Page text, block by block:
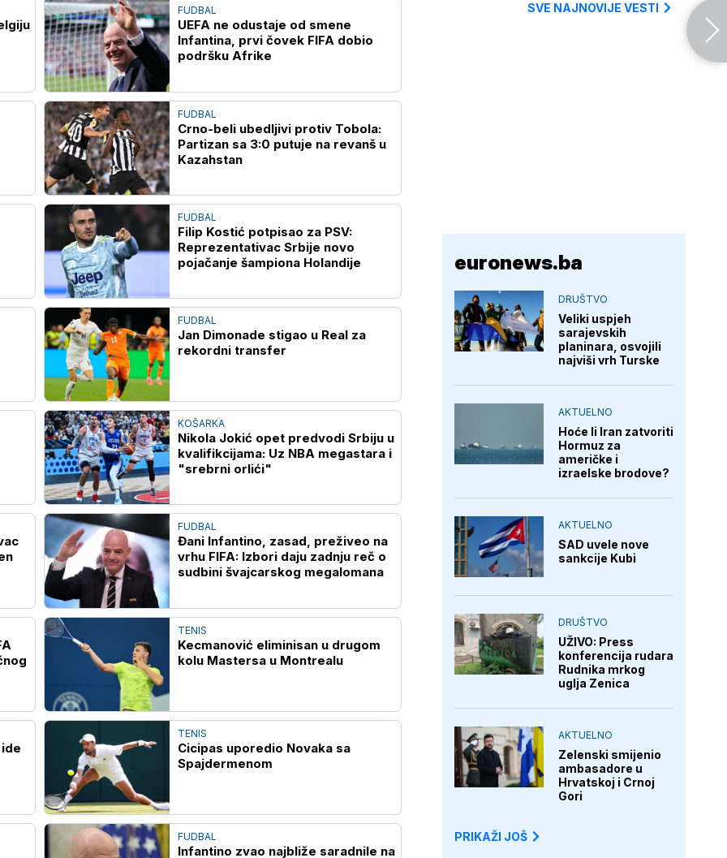
FUDBAL
UEFA ne odustaje od smene
Infantina, prvi čovek FIFA dobio
podršku Afrike
FUDBAL
Crno-beli ubedljivi protiv Tobola:
Partizan sa 3:0 putuje na revanš u
Kazahstan
FUDBAL
Filip Kostić potpisao za PSV:
Reprezentativac Srbije novo
pojačanje šampiona Holandije
FUDBAL
Jan Dimonade stigao u Real za
rekordni transfer
KOŠARKA
Nikola Jokić opet predvodi Srbiju u
kvalifikcijama: Uz NBA megastara i
"srebrni orlići"
FUDBAL
Đani Infantino, zasad, preživeo na
vrhu FIFA: Izbori daju zadnju reč o
sudbini švajcarskog megalomana
TENIS
Kecmanović eliminisan u drugom
kolu Mastersa u Montrealu
TENIS
Cicipas uporedio Novaka sa
Spajdermenom
FUDBAL
Infantino zvao najbliže saradnile na
SVE NAJNOVIJE VESTI
euronews.ba
DRUŠTVO
Veliki uspjeh
sarajevskih
planinara, osvojili
najviši vrh Turske
AKTUELNO
Hoće li Iran zatvoriti
Hormuz za
američke i
izraelske brodove?
AKTUELNO
SAD uvele nove
sankcije Kubi
DRUŠTVO
UŽIVO: Press
konferencija rudara
Rudnika mrkog
uglja Zenica
AKTUELNO
Zelenski smijenio
ambasadore u
Hrvatskoj i Crnoj
Gori
PRIKAŽI JOŠ